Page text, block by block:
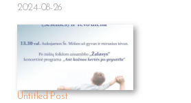
2024-08-26
Untitled Post